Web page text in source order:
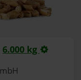
6.000 kg